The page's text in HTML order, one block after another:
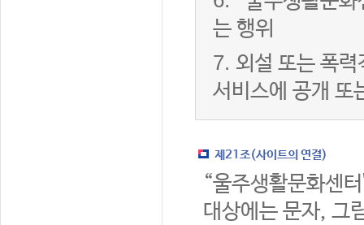
는 행위
7. 외설 또는 폭
서비스에 공개 또
제21조(사이트의 연결)
“울주생활문화센
대상에는 문자, 그